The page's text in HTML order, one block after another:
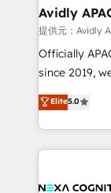
traffic,
revenue goals. We've worked with
HubSpot
too! Clients come to us for: Advanced CRM solutions
HubSpot
to HubSpot
Avidly
提供元：Avidly
Officially
since 2019, we empower businesses in Australia,
New
potential
implementation. And we deliver best
the whole
all
Elite5.0